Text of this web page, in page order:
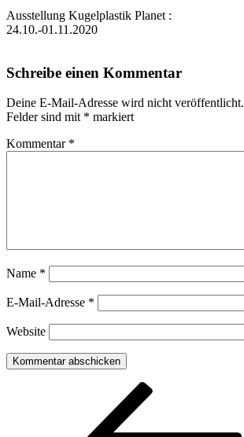
Ausstellung Kugelplastik Planet :
24.10.-01.11.2020
Schreibe einen Kommentar
Deine E-Mail-Adresse wird nicht veröffentlicht.
Felder sind mit * markiert
Kommentar *
Name *
E-Mail-Adresse *
Website
Beitragsnavigation